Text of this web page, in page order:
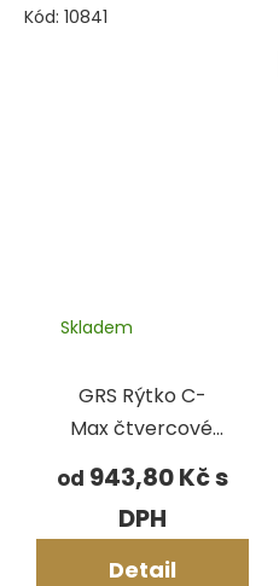
Kód: 10841
GRS Rýtko C-
Max čtvercové,
polotovar
Skladem
od 943,80 Kč
Detail